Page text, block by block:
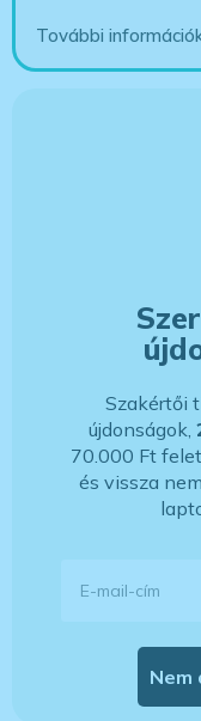
További
Szakértői
újdonságok,
70.000 Ft
és vissza